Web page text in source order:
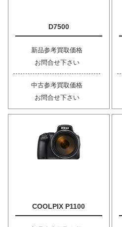
D7500
新品参考買取価格
お問合せ下さい
中古参考買取価格
お問合せ下さい
COOLPIX P1100